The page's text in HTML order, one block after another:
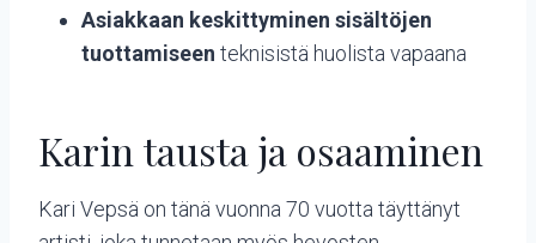
Asiakkaan keskittyminen sisältöjen
tuottamiseen teknisistä huolista vapaana
Karin tausta ja osaaminen
Kari Vepsä on tänä vuonna 70 vuotta täyttänyt